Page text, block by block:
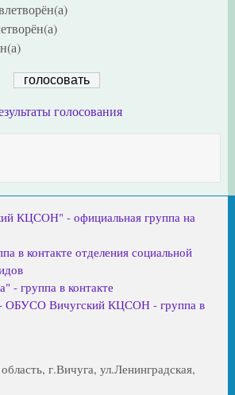
голосования
КЦСОН" - официальная группа на
в контакте отделения социальной
- группа в контакте
Вичугский КЦСОН - группа в
г.Вичуга, ул.Ленинградская,